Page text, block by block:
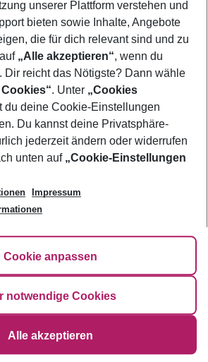
ändern
unserer Plattform verstehen und
bieten sowie Inhalte, Angebote
die für dich relevant sind und zu
„Alle akzeptieren“, wenn du
Dir reicht das Nötigste? Dann wähle
. Unter „Cookies
du deine Cookie-Einstellungen
Du kannst deine Privatsphäre-
jederzeit ändern oder widerrufen
unten auf „Cookie-Einstellungen
Impressum
Cookie anpassen
notwendige Cookies
Alle akzeptieren